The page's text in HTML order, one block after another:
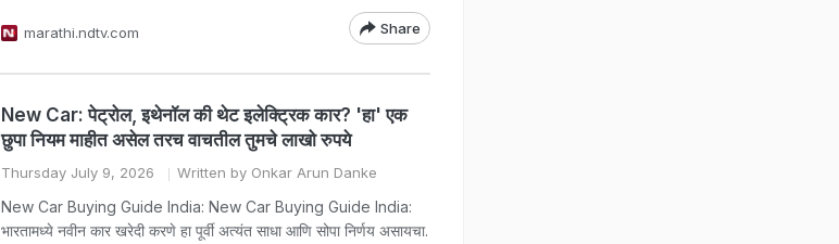
marathi.ndtv.com Share
New Car: पेट्रोल, इथेनॉल की थेट इलेक्ट्रिक कार? 'हा' एक
छुपा नियम माहीत असेल तरच वाचतील तुमचे लाखो रुपये
Thursday July 9, 2026 Written by Onkar Arun Danke
New Car Buying Guide India: New Car Buying Guide India:
भारतामध्ये नवीन कार खरेदी करणे हा पूर्वी अत्यंत साधा आणि सोपा निर्णय असायचा.